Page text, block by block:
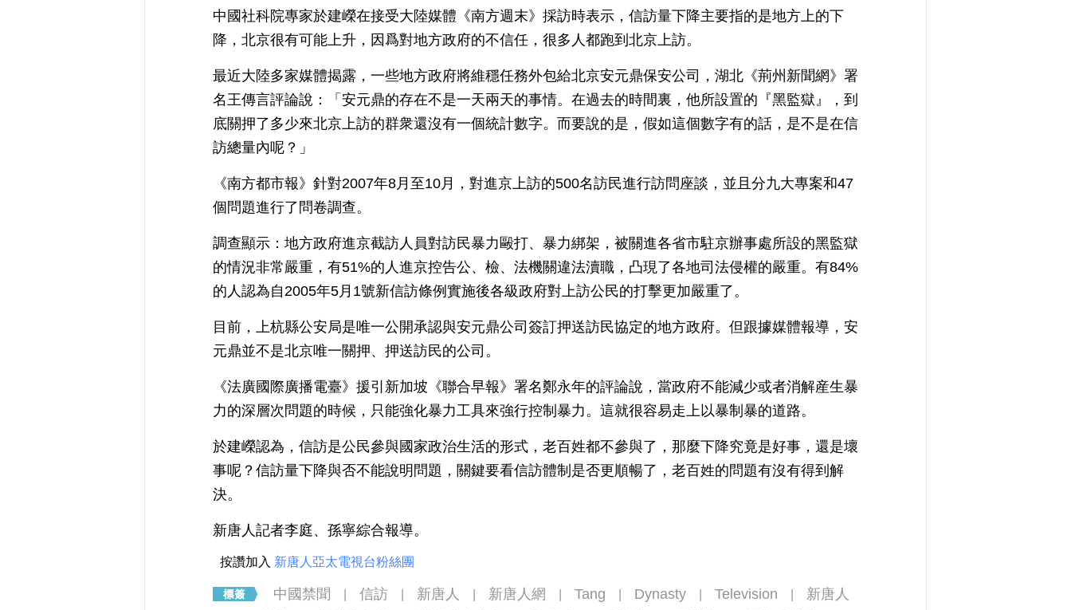
中國社科院專家於建嶸在接受大陸媒體《南方週末》採訪時表示，信訪量下降主要指的是地方上的下
降，北京很有可能上升，因爲對地方政府的不信任，很多人都跑到北京上訪。
最近大陸多家媒體揭露，一些地方政府將維穩任務外包給北京安元鼎保安公司，湖北《荊州新聞網》署
名王傳言評論說：「安元鼎的存在不是一天兩天的事情。在過去的時間裏，他所設置的『黑監獄』，到
底關押了多少來北京上訪的群衆還沒有一個統計數字。而要說的是，假如這個數字有的話，是不是在信
訪總量內呢？」
《南方都市報》針對2007年8月至10月，對進京上訪的500名訪民進行訪問座談，並且分九大專案和47
個問題進行了問卷調查。
調查顯示：地方政府進京截訪人員對訪民暴力毆打、暴力綁架，被關進各省市駐京辦事處所設的黑監獄
的情況非常嚴重，有51%的人進京控告公、檢、法機關違法瀆職，凸現了各地司法侵權的嚴重。有84%
的人認為自2005年5月1號新信訪條例實施後各級政府對上訪公民的打擊更加嚴重了。
目前，上杭縣公安局是唯一公開承認與安元鼎公司簽訂押送訪民協定的地方政府。但跟據媒體報導，安
元鼎並不是北京唯一關押、押送訪民的公司。
《法廣國際廣播電臺》援引新加坡《聯合早報》署名鄭永年的評論說，當政府不能減少或者消解産生暴
力的深層次問題的時候，只能強化暴力工具來強行控制暴力。這就很容易走上以暴制暴的道路。
於建嶸認為，信訪是公民參與國家政治生活的形式，老百姓都不參與了，那麼下降究竟是好事，還是壞
事呢？信訪量下降與否不能說明問題，關鍵要看信訪體制是否更順暢了，老百姓的問題有沒有得到解
決。
新唐人記者李庭、孫寧綜合報導。
按讚加入 新唐人亞太電視台粉絲團
中國禁聞 信訪 新唐人 新唐人網 Tang Dynasty Television
新唐人